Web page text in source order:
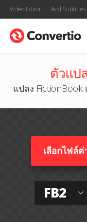
Video Editor Add Subtitles
ตัวแป
แปลง
เลือกไฟล์ต่
FB2